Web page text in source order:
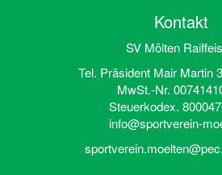
Kontakt
SV Mölten
Tel. Präsident Mair Martin
MwSt.-Nr.
Steuerkodex.
info@sportverein-